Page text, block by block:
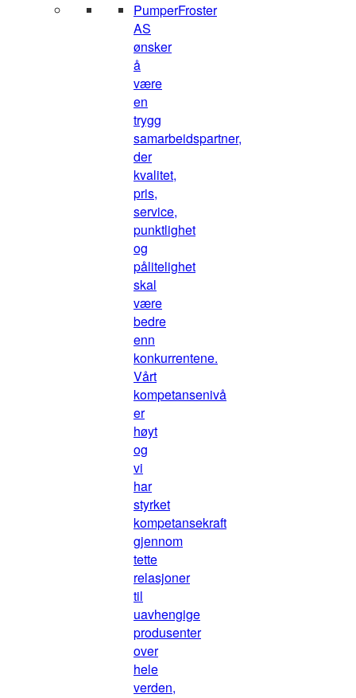
PumperFroster
AS
ønsker
å
være
en
trygg
samarbeidspartner,
der
kvalitet,
pris,
service,
punktlighet
og
pålitelighet
skal
være
bedre
enn
konkurrentene.
Vårt
kompetansenivå
er
høyt
og
vi
har
styrket
kompetansekraft
gjennom
tette
relasjoner
til
uavhengige
produsenter
over
hele
verden,